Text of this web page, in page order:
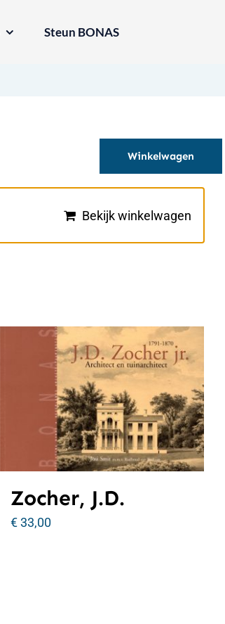
Steun BONAS
Winkelwagen
Bekijk winkelwagen
Zocher, J.D.
€33,00